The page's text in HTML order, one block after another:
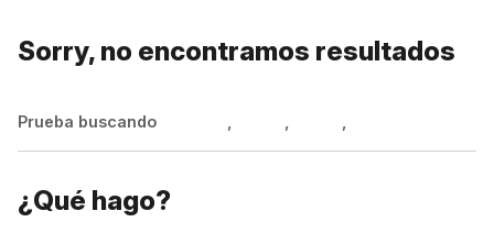
Sorry, no encontramos resultados
Prueba buscando
¿Qué hago?